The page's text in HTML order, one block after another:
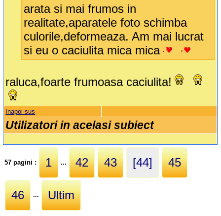
arata si mai frumos in
realitate,aparatele foto schimba
culorile,deformeaza. Am mai lucrat
si eu o caciulita mica mica
raluca,foarte frumoasa caciulita!
Inapoi sus
Utilizatori in acelasi subiect
57 pagini : 1 ... 42 43 [44] 45
46 ... Ultim